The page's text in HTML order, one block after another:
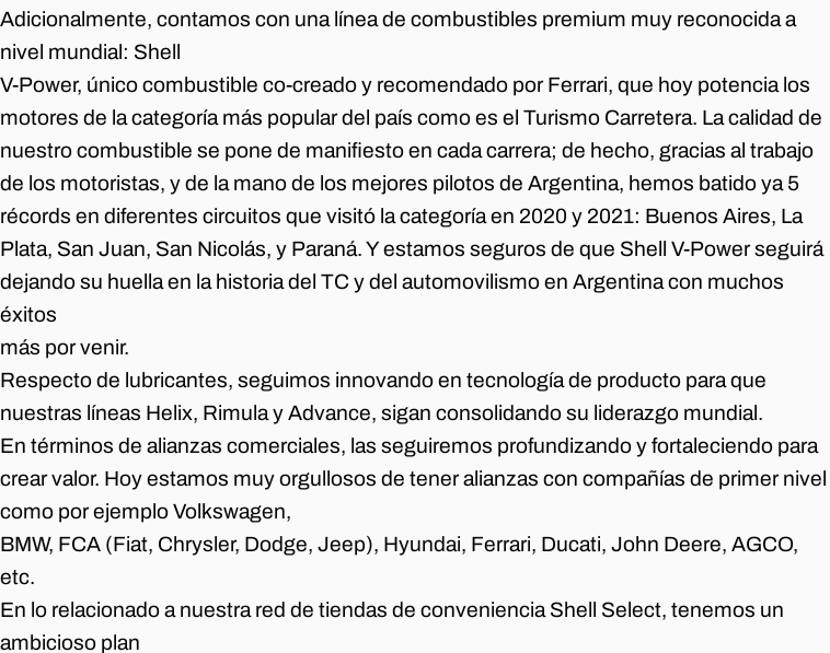
Adicionalmente, contamos con una línea de combustibles premium muy reconocida a
nivel mundial: Shell
V-Power, único combustible co-creado y recomendado por Ferrari, que hoy potencia los
motores de la categoría más popular del país como es el Turismo Carretera. La calidad de
nuestro combustible se pone de manifiesto en cada carrera; de hecho, gracias al trabajo
de los motoristas, y de la mano de los mejores pilotos de Argentina, hemos batido ya 5
récords en diferentes circuitos que visitó la categoría en 2020 y 2021: Buenos Aires, La
Plata, San Juan, San Nicolás, y Paraná. Y estamos seguros de que Shell V-Power seguirá
dejando su huella en la historia del TC y del automovilismo en Argentina con muchos
éxitos
más por venir.
Respecto de lubricantes, seguimos innovando en tecnología de producto para que
nuestras líneas Helix, Rimula y Advance, sigan consolidando su liderazgo mundial.
En términos de alianzas comerciales, las seguiremos profundizando y fortaleciendo para
crear valor. Hoy estamos muy orgullosos de tener alianzas con compañías de primer nivel
como por ejemplo Volkswagen,
BMW, FCA (Fiat, Chrysler, Dodge, Jeep), Hyundai, Ferrari, Ducati, John Deere, AGCO,
etc.
En lo relacionado a nuestra red de tiendas de conveniencia Shell Select, tenemos un
ambicioso plan